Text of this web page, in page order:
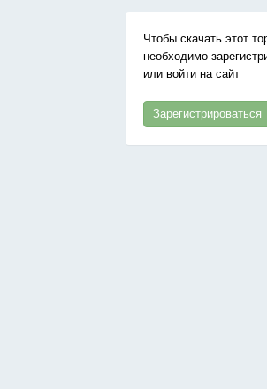
Чтобы скачать этот
необходимо
или войти на сайт
Зарегистрироваться